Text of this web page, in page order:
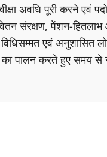
अवधि पूरी करने एवं
संरक्षण, पेंशन-
विधिसम्मत एवं अनुशासित
का पालन करते हुए समय